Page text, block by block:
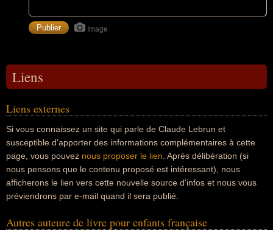
Image
Liens
Liens externes
Si vous connaissez un site qui parle de Claude Lebrun et
susceptible d'apporter des informations complémentaires à cette
page, vous pouvez nous proposer le lien . Après délibération (si
nous pensons que le contenu proposé est intéressant), nous
afficherons le lien vers cette nouvelle source d'infos et nous vous
préviendrons par e-mail quand il sera publié.
Autres auteure de livre pour enfants française